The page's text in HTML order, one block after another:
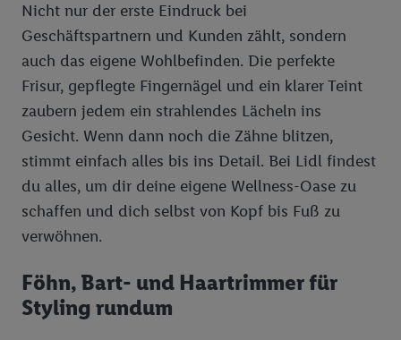
Nicht nur der erste Eindruck bei
Geschäftspartnern und Kunden zählt, sondern
auch das eigene Wohlbefinden. Die perfekte
Frisur, gepflegte Fingernägel und ein klarer Teint
zaubern jedem ein strahlendes Lächeln ins
Gesicht. Wenn dann noch die Zähne blitzen,
stimmt einfach alles bis ins Detail. Bei Lidl findest
du alles, um dir deine eigene Wellness-Oase zu
schaffen und dich selbst von Kopf bis Fuß zu
verwöhnen.
Föhn, Bart- und Haartrimmer für
Styling rundum